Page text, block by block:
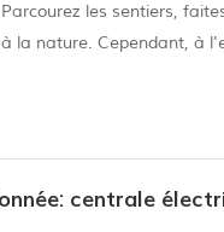
les sentiers,
la nature. Cependant, à
centrale